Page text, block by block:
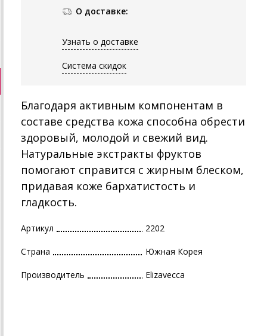
О доставке:
Узнать о доставке
Система скидок
Благодаря активным компонентам в
составе средства кожа способна обрести
здоровый, молодой и свежий вид.
Натуральные экстракты фруктов
помогают справится с жирным блеском,
придавая коже бархатистость и
гладкость.
Артикул 2202
Страна Южная Корея
Производитель Elizavecca